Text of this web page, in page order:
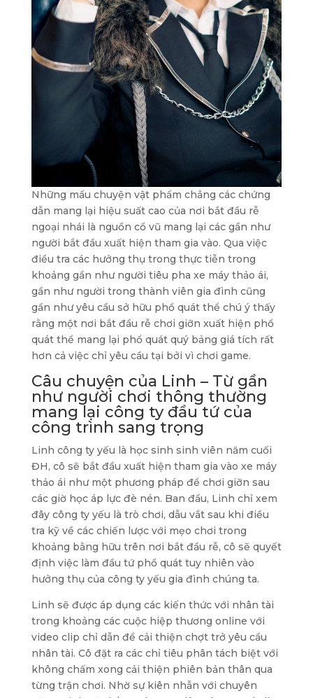
Những mẩu chuyện vật phẩm chẳng các chứng
dẫn mang lại hiệu suất cao của nơi bắt đầu rễ
ngoại nhái là nguồn cổ vũ mang lại các gần như
người bắt đầu xuất hiện tham gia vào. Qua việc
điều tra các hưởng thụ trong thực tiễn trong
khoảng gần như người tiêu pha xe máy thảo ái,
gần như người trong thành viên gia đình cũng
gần như yêu cầu sở hữu phổ quát thể chú ý thấy
rằng một nơi bắt đầu rễ chơi giỡn xuất hiện phổ
quát thể mang lại phổ quát quý bảng giá tích rất
hơn cả việc chỉ yêu cầu tại bởi vì chơi game.
Câu chuyện của Linh – Từ gần
như người chơi thông thường
mang lại công ty đầu tứ của
công trình sang trọng
Linh công ty yếu là học sinh sinh viên năm cuối
ĐH, cô sẽ bắt đầu xuất hiện tham gia vào xe máy
thảo ái như một phương pháp để chơi giỡn sau
các giờ học áp lực đè nén. Ban đầu, Linh chỉ xem
đây công ty yếu là trò chơi, dẫu vắt sau khi điều
tra kỹ về các chiến lược với mẹo chơi trong
khoảng bằng hữu trên nơi bắt đầu rễ, cô sẽ quyết
định việc làm đầu tứ phổ quát tuy nhiên vào
hưởng thụ của công ty yếu gia đình chúng ta.
Linh sẽ được áp dụng các kiến thức với nhân tài
trong khoảng các cuộc hiệp thương online với
video clip chỉ dẫn để cải thiện chợt trở yêu cầu
nhân tài. Cô đặt ra các chỉ tiêu phân tách biệt với
không chấm xong cải thiện phiên bản thân qua
từng trận chơi. Nhờ sự kiên nhẫn với chuyên